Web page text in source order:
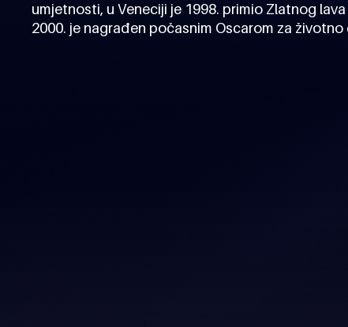
umjetnosti, u Veneciji je 1998. primio Zlatnog
2000. je nagrađen počasnim Oscarom za životno